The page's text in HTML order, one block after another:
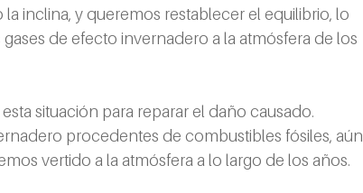
inclina, y queremos restablecer el equilibrio, lo
de efecto invernadero a la atmósfera de los
situación para reparar el daño causado.
procedentes de combustibles fósiles, aún
vertido a la atmósfera a lo largo de los años.